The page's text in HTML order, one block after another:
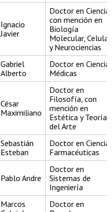
Ignacio
Javier
Doctor en
con mención en
Biología
Molecular, Celular
y Neurociencias
Gabriel
Alberto
Doctor en
Médicas
César
Maximiliano
Doctor en
Filosofía, con
mención en
Estética y Teoría
del Arte
Sebastián
Esteban
Doctor en
Farmacéuticas
Pablo Andre
Doctor en
Sistemas de
Ingeniería
Marcos
Doctor en